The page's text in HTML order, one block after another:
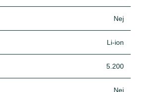
Nej
Li-ion
5.200
Nej